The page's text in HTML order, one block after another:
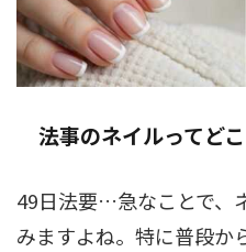
法事のネイルってど
49日法要…急なことで、
みますよね。特に普段か